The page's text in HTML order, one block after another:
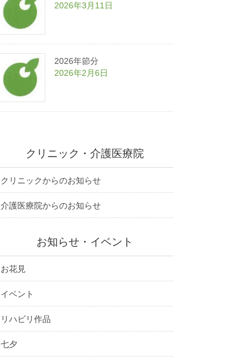
2026年3月11日
2026年節分
2026年2月6日
クリニック・介護医療院
クリニックからのお知らせ
介護医療院からのお知らせ
お知らせ・イベント
お花見
イベント
リハビリ作品
七夕